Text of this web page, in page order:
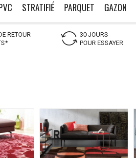
STRATIFIÉ PARQUET GAZON
RETOUR
30 JOURS
POUR ESSAYER